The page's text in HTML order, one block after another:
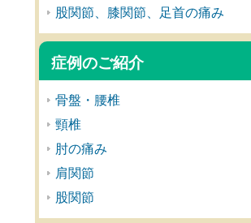
股関節、膝関節、足首の痛み
症例のご紹介
骨盤・腰椎
頸椎
肘の痛み
肩関節
股関節